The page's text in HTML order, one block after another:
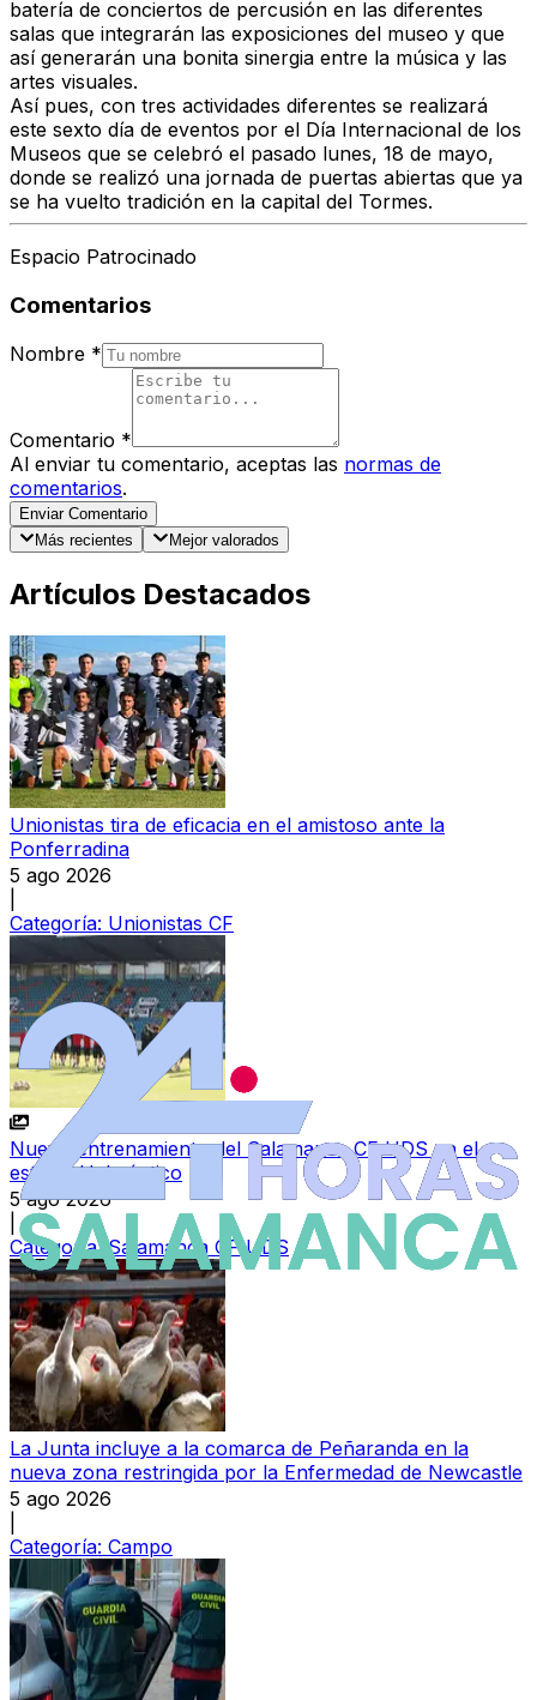
batería de conciertos de percusión en las diferentes
salas que integrarán las exposiciones del museo y que
así generarán una bonita sinergia entre la música y las
artes visuales.
Así pues, con tres actividades diferentes se realizará
este sexto día de eventos por el Día Internacional de los
Museos que se celebró el pasado lunes, 18 de mayo,
donde se realizó una jornada de puertas abiertas que ya
se ha vuelto tradición en la capital del Tormes.
Espacio Patrocinado
Comentarios
Nombre *
Comentario *
Al enviar tu comentario, aceptas las normas de
comentarios.
Enviar Comentario
Más recientes
Mejor valorados
Artículos Destacados
Unionistas tira de eficacia en el amistoso ante la
Ponferradina
5 ago 2026
Categoría: Unionistas CF
Nuevo entrenamiento del Salamanca CF UDS en el
estadio Helmántico
5 ago 2026
Categoría: Salamanca CF UDS
La Junta incluye a la comarca de Peñaranda en la
nueva zona restringida por la Enfermedad de Newcastle
5 ago 2026
Categoría: Campo